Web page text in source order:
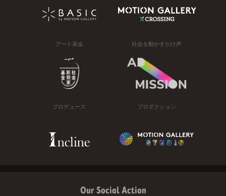
アート基金 社会を動かすかけ声
プロデュース プロダクション
Our Social Action